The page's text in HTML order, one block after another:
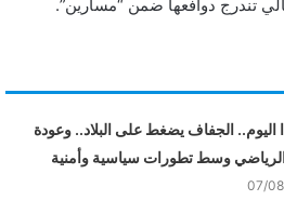
تندرج دوافعها ضمن “مسارين”.
اليوم.. الجفاف يضغط على البلاد.. وعودة
وسط تطورات سياسية وأمنية
07/